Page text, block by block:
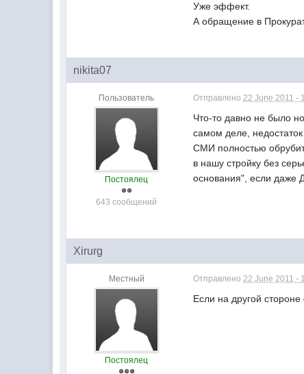
Уже эффект.
А обращение в
nikita07
Пользователь
Постоялец
643 сообщений
Отправлено22 June 2011 -
Что-то давно не было
самом деле,
СМИ полностью обрубит
в нашу стройку без
основания", если даже
Xirurg
Местный
Постоялец
Отправлено22 June 2011 -
Если на другой стороне